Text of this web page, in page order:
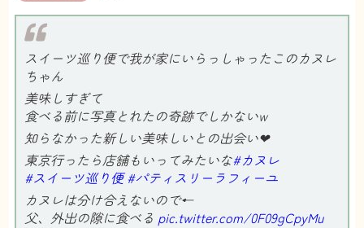
スイーツ巡り便で我が家にいらっしゃったこのカヌレ
ちゃん
美味しすぎて
食べる前に写真とれたの奇跡でしかないw
知らなかった新しい美味しいとの出会い❤︎
東京行ったら店舗もいってみたいな#カヌレ
#スイーツ巡り便 #パティスリーラフィーユ
カヌレは分け合えないので←
父、外出の隙に食べる pic.twitter.com/0F09gCpyMu